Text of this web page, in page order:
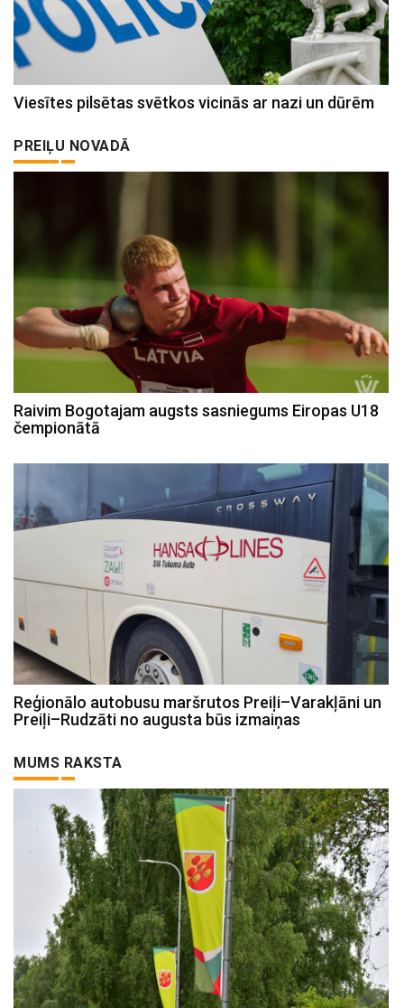
Viesītes pilsētas svētkos vicinās ar nazi un dūrēm
PREIĻU NOVADĀ
Raivim Bogotajam augsts sasniegums Eiropas U18
čempionātā
Reģionālo autobusu maršrutos Preiļi–Varakļāni un
Preiļi–Rudzāti no augusta būs izmaiņas
MUMS RAKSTA